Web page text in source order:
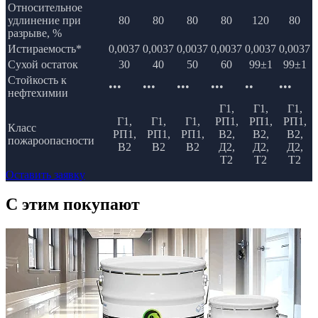
Относительное
удлинение при
разрыве, %
80 80 80 80 120 80
Истираемость* 0,0037 0,0037 0,0037 0,0037 0,0037 0,0037
Сухой остаток
30 40 50 60 99±1
99±1
Стойкость к
нефтехимии
••• ••• ••• ••• •• •••
Класс
пожароопасности
Г1,
РП1,
В2
Г1,
РП1,
В2
Г1,
РП1,
В2
Г1,
РП1,
В2,
Д2,
Т2
Г1,
РП1,
В2,
Д2,
Т2
Г1,
РП1,
В2,
Д2,
Т2
Оставить заявку
C этим покупают